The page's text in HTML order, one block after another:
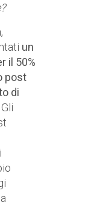
,
un
il 50%
post
di
. Gli